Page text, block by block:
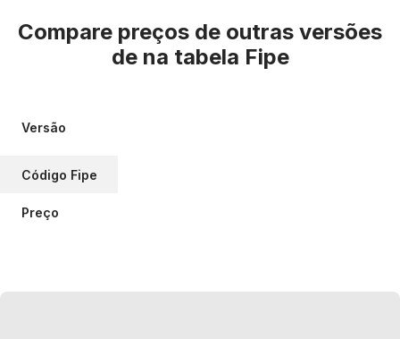
Compare preços de outras versões
de na tabela Fipe
Versão
Código Fipe
Preço